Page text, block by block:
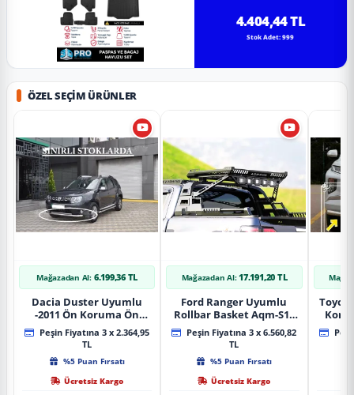
4.404,44 TL
Stok Adet: 999
ÖZEL SEÇIM ÜRÜNLER
Mağazadan Al: 6.199,36 TL
Dacia Duster Uyumlu
-2011 Ön Koruma Ön
Tekli Koruma
Peşin Fiyatına 3 x 2.364,95
TL
%5 Puan Fırsatı
Ücretsiz Kargo
Mağazadan Al: 17.191,20 TL
Ford Ranger Uyumlu
Rollbar Basket Aqm-S10
2015+ Uyumlu
Peşin Fiyatına 3 x 6.560,82
TL
%5 Puan Fırsatı
Ücretsiz Kargo